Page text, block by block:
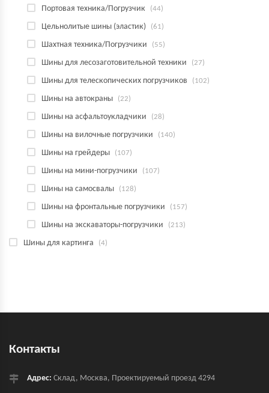
Портовая техника/Погрузчик (44)
Цельнолитые шины (эластик) (61)
Шахтная техника/Погрузчики (55)
Шины для лесозаготовительной техники (27)
Шины для телескопических погрузчиков (102)
Шины на автокраны (22)
Шины на асфальтоукладчики (28)
Шины на вилочные погрузчики (140)
Шины на грейдеры (107)
Шины на мини-погрузчики (107)
Шины на самосвалы (128)
Шины на фронтальные погрузчики (157)
Шины на экскаваторы-погрузчики (213)
Шины для картинга (4)
Контакты
Адрес: Склад, Москва, Проектируемый проезд 4294